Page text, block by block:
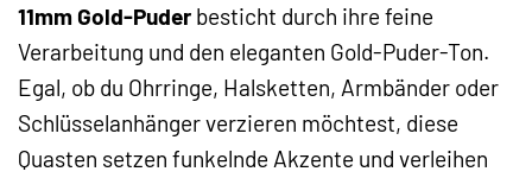
11mm Gold-Puder besticht durch ihre feine
Verarbeitung und den eleganten Gold-Puder-Ton.
Egal, ob du Ohrringe, Halsketten, Armbänder oder
Schlüsselanhänger verzieren möchtest, diese
Quasten setzen funkelnde Akzente und verleihen